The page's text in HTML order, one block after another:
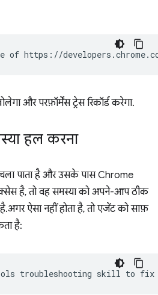
और परफ़ॉर्मेंस ट्रेस रिकॉर्ड करेगा.
हल करना
पाता है और उसके पास Chrome
है, तो वह समस्या को अपने-आप ठीक
ऐसा नहीं होता है, तो एजेंट को साफ़
है: